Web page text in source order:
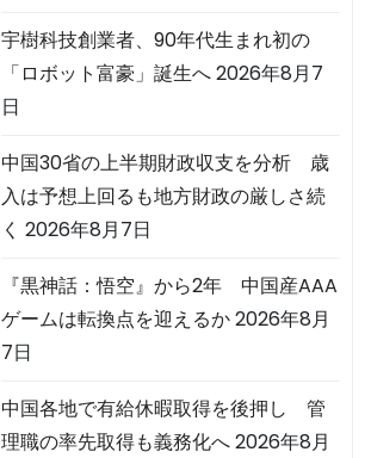
宇樹科技創業者、90年代生まれ初の
「ロボット富豪」誕生へ2026年8月7
日
中国30省の上半期財政収支を分析 歳
入は予想上回るも地方財政の厳しさ続
く 2026年8月7日
『黒神話：悟空』から2年 中国産AAA
ゲームは転換点を迎えるか2026年8月
7日
中国各地で有給休暇取得を後押し 管
理職の率先取得も義務化へ2026年8月